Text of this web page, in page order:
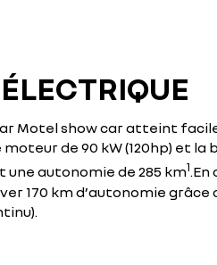
Motel show car atteint
moteur de 90 kW (120hp) et
autonomie de 285 km1.En
170 km d’autonomie grâce